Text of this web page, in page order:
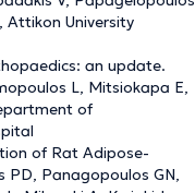
Attikon University
an update.
L, Mitsiokapa E,
of
of Rat Adipose-
PD, Panagopoulos GN,